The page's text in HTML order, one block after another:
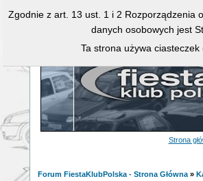
Strona
Forum FiestaKlubPolska - Strona Główna »
Zgodnie z art. 13 ust. 1 i 2 Rozporządzenia
danych osobowych jest
Ta strona używa